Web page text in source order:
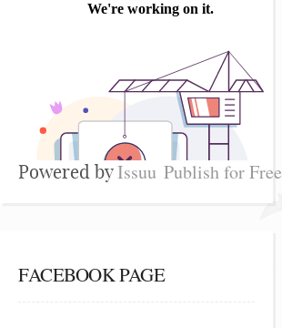
Powered byIssuu Publish for Free
FACEBOOK PAGE